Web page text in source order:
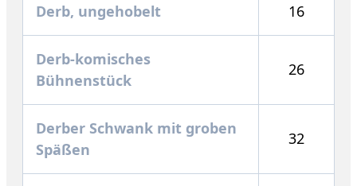
Derb, ungehobelt 16
Derb-komisches
Bühnenstück
26
Derber Schwank mit groben
Späßen
32